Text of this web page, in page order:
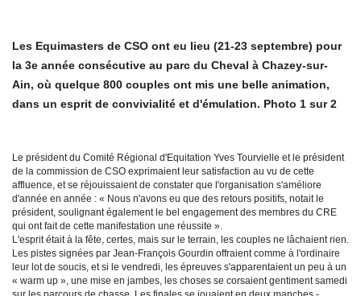
Les Equimasters de CSO ont eu lieu (21-23 septembre) pour
la 3e année consécutive au parc du Cheval à Chazey-sur-
Ain, où quelque 800 couples ont mis une belle animation,
dans un esprit de convivialité et d'émulation. Photo 1 sur 2
Le président du Comité Régional d'Equitation Yves Tourvielle et le président
de la commission de CSO exprimaient leur satisfaction au vu de cette
affluence, et se réjouissaient de constater que l'organisation s'améliore
d'année en année : « Nous n'avons eu que des retours positifs, notait le
président, soulignant également le bel engagement des membres du CRE
qui ont fait de cette manifestation une réussite ».
L'esprit était à la fête, certes, mais sur le terrain, les couples ne lâchaient rien.
Les pistes signées par Jean-François Gourdin offraient comme à l'ordinaire
leur lot de soucis, et si le vendredi, les épreuves s'apparentaient un peu à un
« warm up », une mise en jambes, les choses se corsaient gentiment samedi